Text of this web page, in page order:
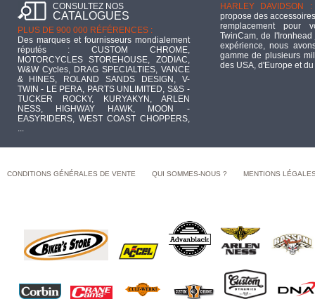
CONSULTEZ NOS
CATALOGUES
PLUS DE 900 000 RÉFÉRENCES :
Des marques et fournisseurs mondialement
réputés : CUSTOM CHROME,
MOTORCYCLES STOREHOUSE, ZODIAC,
W&W Cycles, DRAG SPECIALTIES, VANCE
& HINES, ROLAND SANDS DESIGN, V-
TWIN - LE PERA, PARTS UNLIMITED, S&S -
TUCKER ROCKY, KURYAKYN, ARLEN
NESS, HIGHWAY HAWK, MOON -
EASYRIDERS, WEST COAST CHOPPERS,
...
HARLEY DAVIDSON :
propose des
remplacement pour
TwinCam, de
expérience, nous
gamme de plusieurs
des USA, d'Europe et
CONDITIONS GÉNÉRALES DE VENTE QUI SOMMES-NOUS ? MENTIONS